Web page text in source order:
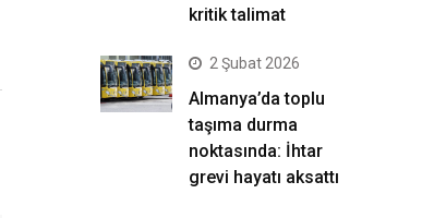
kritik talimat
2 Şubat 2026
Almanya’da toplu
taşıma durma
noktasında: İhtar
grevi hayatı aksattı